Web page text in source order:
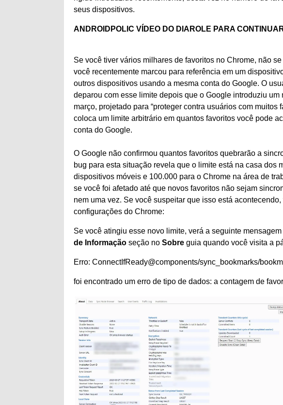
seus dispositivos.
ANDROIDPOLIC VÍDEO DO DIA ROLE PARA
Se você tiver vários milhares de favoritos no Chrome, não
você recentemente marcou para referência em um
outros dispositivos usando a mesma conta do Google. O
deparou com esse limite depois que o Google introduziu
março, projetado para “proteger contra usuários com muitos
coloca um limite arbitrário em quantos favoritos você pode
conta do Google.
O Google não confirmou quantos favoritos quebrarão a
bug para esta situação revela que o limite está na casa dos
dispositivos móveis e 100.000 para o Chrome na área de
se você foi afetado até que novos favoritos não sejam
nem uma vez. Se você suspeitar que isso está
configurações do Chrome:
Se você atingiu esse novo limite, verá a seguinte mensagem
de Informação seção no Sobre guia quando você visita a
Erro: ConnectIfReady@components/sync_bookmarks/
foi encontrado um erro de tipo de dados: a contagem de